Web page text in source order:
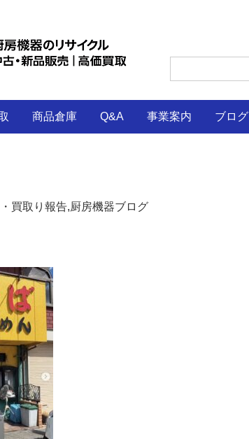
商品倉庫 Q&A 事業案内 ブログ
買取り報告,厨房機器ブログ